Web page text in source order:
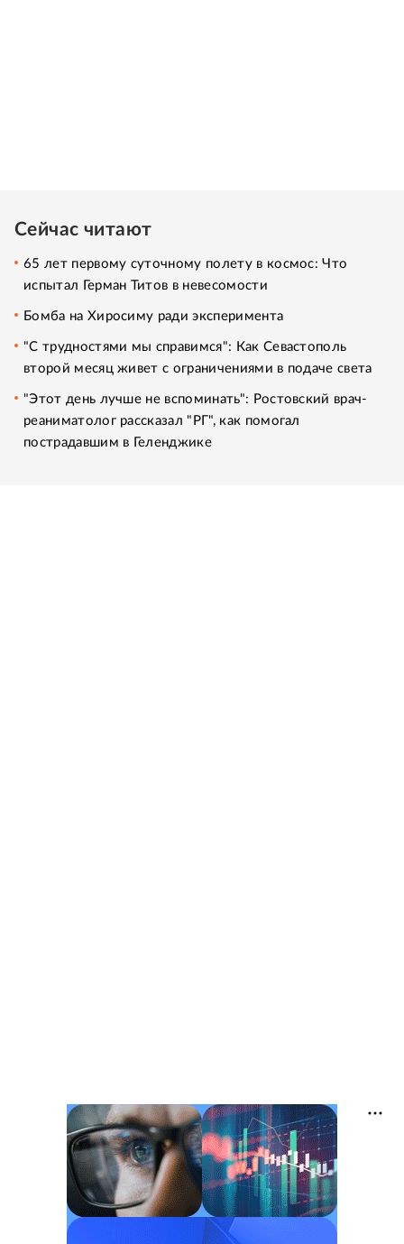
Сейчас читают
65 лет первому суточному полету в космос: Что
испытал Герман Титов в невесомости
Бомба на Хиросиму ради эксперимента
"С трудностями мы справимся": Как Севастополь
второй месяц живет с ограничениями в подаче света
"Этот день лучше не вспоминать": Ростовский врач-
реаниматолог рассказал "РГ", как помогал
пострадавшим в Геленджике